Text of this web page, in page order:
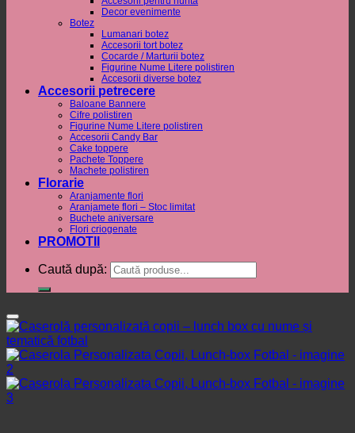
Decor evenimente
Botez
Lumanari botez
Accesorii tort botez
Cocarde / Marturii botez
Figurine Nume Litere polistiren
Accesorii diverse botez
Accesorii petrecere
Baloane Bannere
Cifre polistiren
Figurine Nume Litere polistiren
Accesorii Candy Bar
Cake toppere
Pachete Toppere
Machete polistiren
Florarie
Aranjamente flori
Aranjamete flori – Stoc limitat
Buchete aniversare
Flori criogenate
PROMOTII
Caută după: